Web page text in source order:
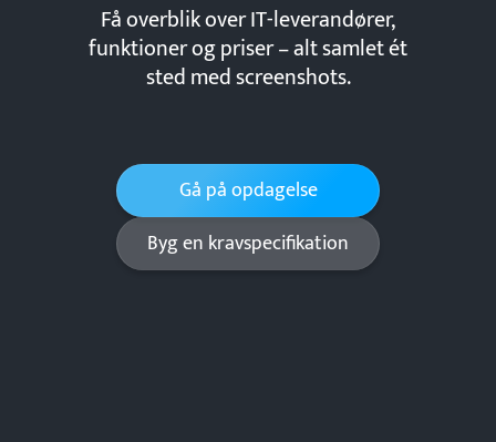
Få overblik over IT-leverandører,
funktioner og priser – alt samlet ét
sted med screenshots.
Gå på opdagelse
Byg en kravspecifikation